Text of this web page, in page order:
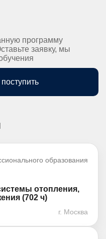
программу
заявку, мы
образования
отопления,
(702 ч)
г. Москва